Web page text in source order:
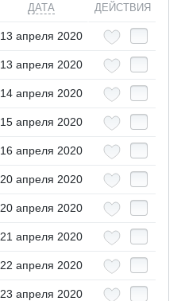
ДАТА ДЕЙСТВИЯ
13 апреля 2020
13 апреля 2020
14 апреля 2020
15 апреля 2020
16 апреля 2020
20 апреля 2020
20 апреля 2020
21 апреля 2020
22 апреля 2020
23 апреля 2020